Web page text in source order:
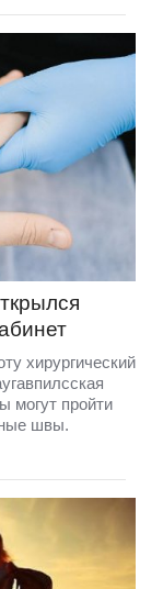
хирургический
могут пройти
швы.